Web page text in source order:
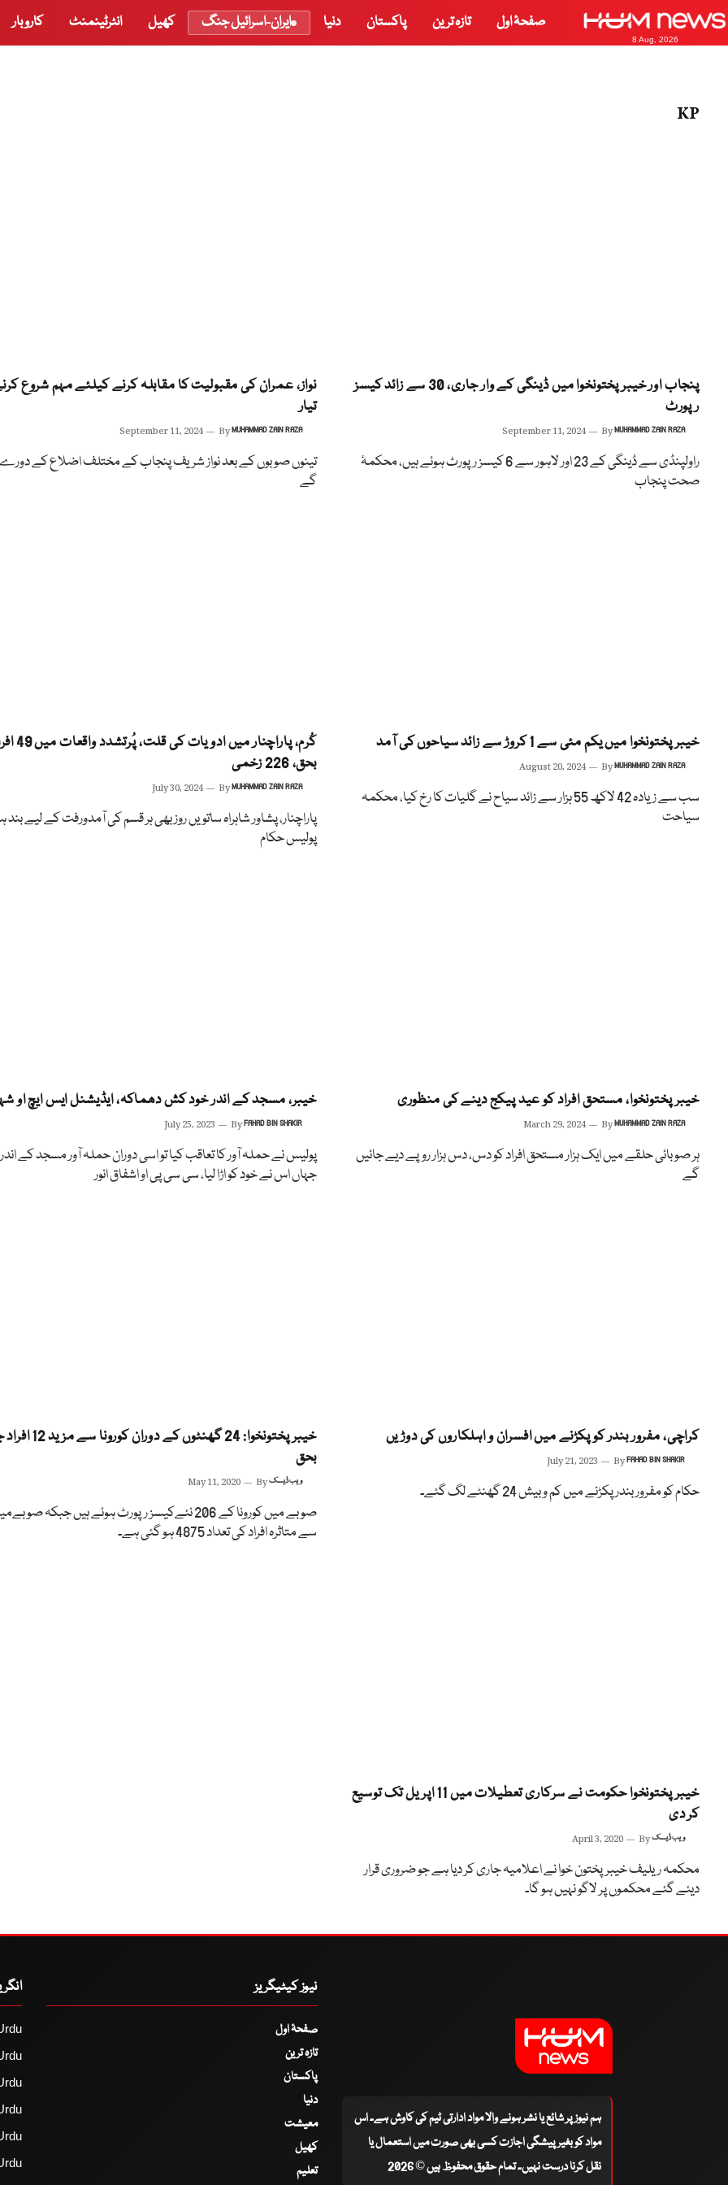
8 Aug, 2026
صفحۂ اول تازہ ترین پاکستان دنیا ایران-اسرائیل جنگ کھیل انٹرٹینمنٹ کاروبار
KP
پنجاب اور خیبرپختونخوا میں ڈینگی کے وار جاری، 30 سے زائد کیسز
رپورٹ
September 11, 2024 ByMUHAMMAD ZAIN RAZA
راولپنڈی سے ڈینگی کے 23 اور لاہور سے 6 کیسز رپورٹ ہوئے ہیں، محکمۂ
صحت پنجاب
نواز، عمران کی مقبولیت کا مقابلہ کرنے کیلئے مہم شروع
تیار
September 11, 2024 ByMUHAMMAD ZAIN RAZA
تینوں صوبوں کے بعد نواز شریف پنجاب کے مختلف اضلاع کے
گے
خیبرپختونخوا میں یکم مئی سے 1 کروڑ سے زائد سیاحوں کی آمد
August 20, 2024 ByMUHAMMAD ZAIN RAZA
سب سے زیادہ 42 لاکھ 55 ہزار سے زائد سیاح نے گلیات کا رخ کیا، محکمہ
سیاحت
کُرم، پاراچنار
بحق، 226 زخمی
July 30, 2024 ByMUHAMMAD ZAIN RAZA
پاراچنار، پشاور شاہراہ ساتویں روز بھی ہر قسم کی آمدورفت کے لیے بند
پولیس حکام
خیبرپختونخوا، مستحق افراد کو عید پیکج دینے کی منظوری
March 29, 2024 ByMUHAMMAD ZAIN RAZA
ہر صوبائی حلقے میں ایک ہزار مستحق افراد کو دس، دس ہزار روپے دیے جائیں
گے
خیبر، مسجد کے اندر خود کش دھماکہ، ایڈیشنل ایس ایچ او
July 25, 2023 ByFAHAD BIN SHAKIR
پولیس نے حملہ آور کا تعاقب کیا تو اسی دوران حملہ آور مسجد کے
جہاں اس نے خود کو اڑا لیا، سی سی پی او اشفاق انور
کراچی، مفرور بندر کو پکڑنے میں افسران و اہلکاروں کی دوڑیں
July 21, 2023 ByFAHAD BIN SHAKIR
حکام کو مفرور بندر پکڑنے میں کم و بیش 24 گھنٹے لگ گئے۔
خیبرپختونخوا: 24 گھنٹوں کے دوران
بحق
May 11, 2020 Byویب ڈیسک
صوبے میں کورونا کے 206 نئےکیسز رپورٹ ہوئے ہیں جبکہ
سے متاثرہ افراد کی تعداد 4875 ہو گئی ہے۔
خیبرپختونخوا حکومت نے سرکاری تعطیلات میں 11 اپریل تک توسیع
کر دی
April 3, 2020 Byویب ڈیسک
محکمہ ریلیف خیبرپختون خوا نے اعلامیہ جاری کر دیا ہے جو ضروری قرار
دیئے گئے محکموں پر لاگو نہیں ہو گا۔
ہم نیوز پر شائع یا نشر ہونے والا مواد ادارتی ٹیم کی کاوش ہے۔ اس
مواد کو بغیر پیشگی اجازت کسی بھی صورت میں استعمال یا
نقل کرنا درست نہیں۔ تمام حقوق محفوظ ہیں © 2026
نیوز کیٹیگریز
صفحۂ اول
تازہ ترین
پاکستان
دنیا
معیشت
کھیل
تعلیم